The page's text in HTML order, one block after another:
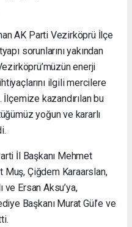
AK Parti Vezirköprü İlçe
sorunlarını yakından
enerji
ilgili mercilere
kazandırılan bu
yoğun ve kararlı
İl Başkanı Mehmet
Çiğdem Karaarslan,
ve Ersan Aksu’ya,
Başkanı Murat Gül’e ve